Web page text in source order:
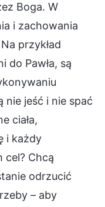
Boga. W
i zachowania
przykład
do Pawła, są
nie jeść i nie spać
ciała,
i każdy
cel? Chcą
odrzucić
– aby